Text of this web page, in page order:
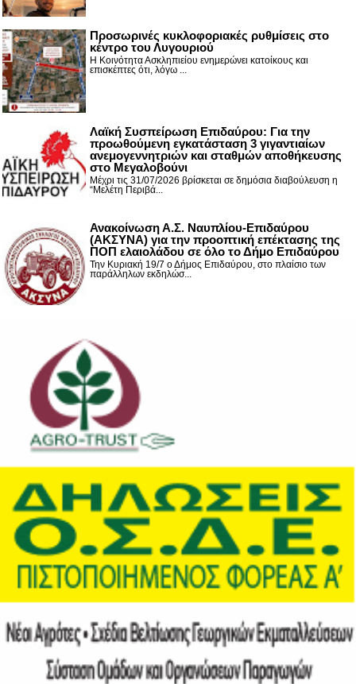
Προσωρινές κυκλοφοριακές ρυθμίσεις στο
κέντρο του Λυγουριού
Η Κοινότητα Ασκληπιείου ενημερώνει κατοίκους και
επισκέπτες ότι, λόγω ...
Λαϊκή Συσπείρωση Επιδαύρου: Για την
προωθούμενη εγκατάσταση 3 γιγαντιαίων
ανεμογεννητριών και σταθμών αποθήκευσης
στο Μεγαλοβούνι
Μέχρι τις 31/07/2026 βρίσκεται σε δημόσια διαβούλευση η
“Μελέτη Περιβά...
Ανακοίνωση Α.Σ. Ναυπλίου-Επιδαύρου
(ΑΚΣΥΝΑ) για την προοπτική επέκτασης της
ΠΟΠ ελαιολάδου σε όλο το Δήμο Επιδαύρου
Την Κυριακή 19/7 ο Δήμος Επιδαύρου, στο πλαίσιο των
παράλληλων εκδηλώσ...